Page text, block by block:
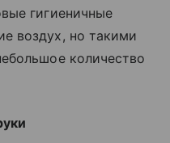
гигиеничные
воздух, но такими
количество